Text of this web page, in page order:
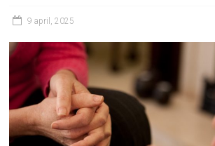
9 april, 2025